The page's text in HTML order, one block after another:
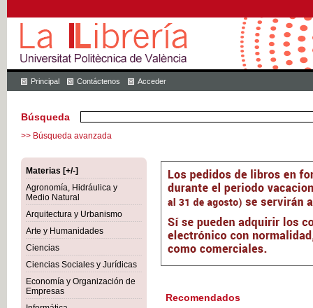
Principal Contáctenos Acceder
Búsqueda
>> Búsqueda avanzada
Materias [+/-]
Agronomía, Hidráulica y
Medio Natural
Arquitectura y Urbanismo
Arte y Humanidades
Ciencias
Ciencias Sociales y Jurídicas
Economía y Organización de
Empresas
Recomendados